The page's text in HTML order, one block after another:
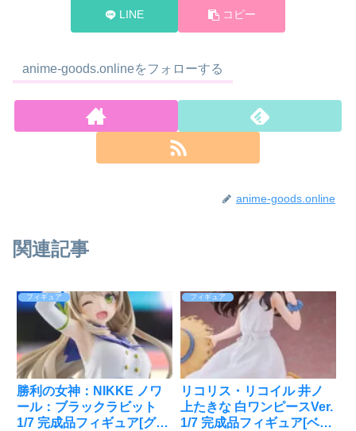
LINE コピー
anime-goods.onlineをフォローする
anime-goods.online
関連記事
フィギュア
勝利の女神：NIKKE ノワ
ール：ブラックラビット
1/7 完成品フィギュア[グッ
フィギュア
リコリス・リコイル 井ノ
上たきな 白ワンピースVer.
1/7 完成品フィギュア[ベル